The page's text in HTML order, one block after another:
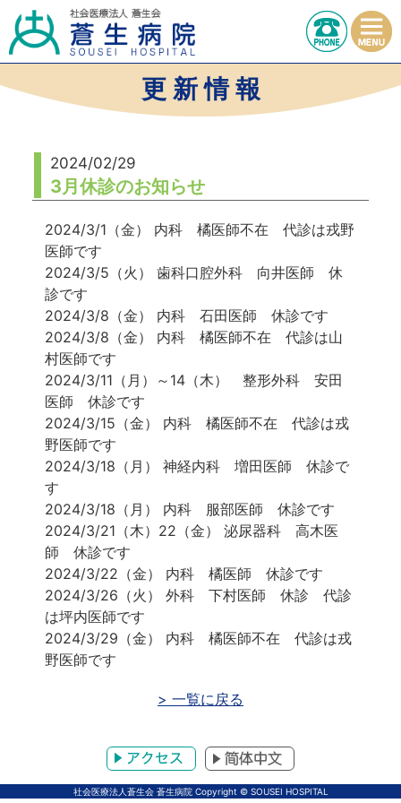
更 新 情 報
2024/02/29
3月休診のお知らせ
2024/3/1（金） 内科 橘医師不在 代診は戎野
医師です
2024/3/5（火） 歯科口腔外科 向井医師 休
診です
2024/3/8（金） 内科 石田医師 休診です
2024/3/8（金） 内科 橘医師不在 代診は山
村医師です
2024/3/11（月）～14（木） 整形外科 安田
医師 休診です
2024/3/15（金） 内科 橘医師不在 代診は戎
野医師です
2024/3/18（月） 神経内科 増田医師 休診で
す
2024/3/18（月） 内科 服部医師 休診です
2024/3/21（木）22（金） 泌尿器科 高木医
師 休診です
2024/3/22（金） 内科 橘医師 休診です
2024/3/26（火） 外科 下村医師 休診 代診
は坪内医師です
2024/3/29（金） 内科 橘医師不在 代診は戎
野医師です
> 一覧に戻る
アクセス 体中文
社会医療法人蒼生会 蒼生病院 Copyright © SOUSEI HOSPITAL